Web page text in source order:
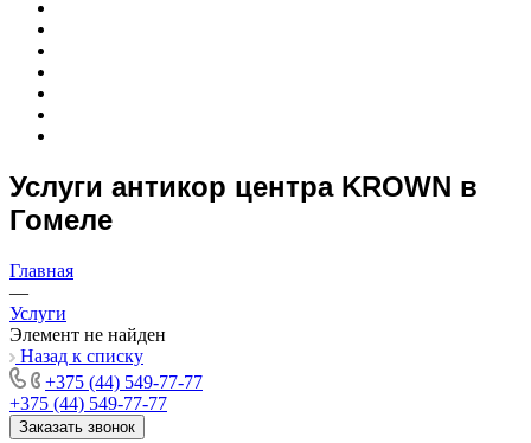
Услуги антикор центра KROWN в
Гомеле
Главная
—
Услуги
Элемент не найден
Назад к списку
+375 (44) 549-77-77
+375 (44) 549-77-77
Заказать звонок